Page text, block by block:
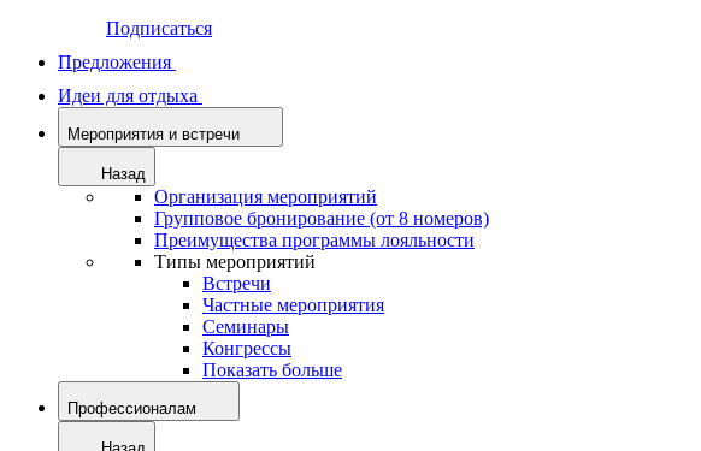
Подписаться
Предложения
Идеи для отдыха
Мероприятия и встречи
Назад
Организация мероприятий
Групповое бронирование (от 8 номеров)
Преимущества программы лояльности
Типы мероприятий
Встречи
Частные мероприятия
Семинары
Конгрессы
Показать больше
Профессионалам